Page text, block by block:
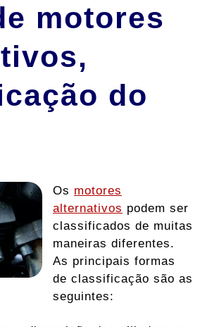
motores
do
Os motores
alternativos podem ser
classificados de muitas
maneiras diferentes.
As principais formas
de classificação são as
seguintes: